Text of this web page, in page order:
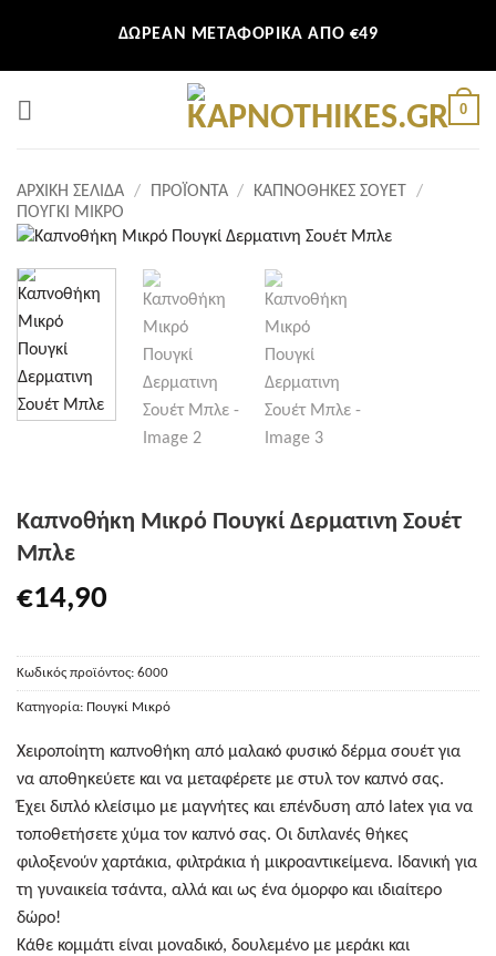
περιεχόμενο
ΔΩΡΕΑΝ ΜΕΤΑΦΟΡΙΚΑ ΑΠΟ €49
0
ΑΡΧΙΚΉ ΣΕΛΊΔΑ / ΠΡΟΪΌΝΤΑ / ΚΑΠΝΟΘΉΚΕΣ ΣΟΥΈΤ
/
ΠΟΥΓΚΊ ΜΙΚΡΌ
Καπνοθήκη Μικρό Πουγκί Δερματινη Σουέτ
Μπλε
€14,90
Κωδικός προϊόντος: 6000
Κατηγορία: Πουγκί Μικρό
Χειροποίητη καπνοθήκη από μαλακό φυσικό δέρμα σουέτ για
να αποθηκεύετε και να μεταφέρετε με στυλ τον καπνό σας.
Έχει διπλό κλείσιμο με μαγνήτες και επένδυση από latex για να
τοποθετήσετε χύμα τον καπνό σας. Οι διπλανές θήκες
φιλοξενούν χαρτάκια, φιλτράκια ή μικροαντικείμενα. Ιδανική για
τη γυναικεία τσάντα, αλλά και ως ένα όμορφο και ιδιαίτερο
δώρο!
Κάθε κομμάτι είναι μοναδικό, δουλεμένο με μεράκι και